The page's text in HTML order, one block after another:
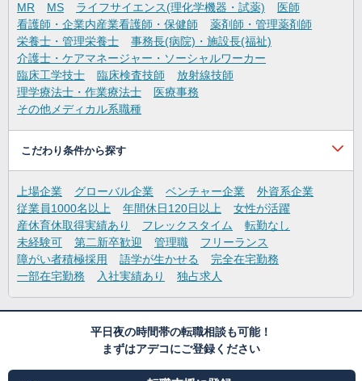
MR
MS ライフサイエンス(理化学機器・試薬)
医師
看護師・企業内産業看護師・保健師
薬剤師・管理薬剤師
栄養士・管理栄養士
事務長(病院)・施設長(福祉)
介護士・ケアマネージャー・ソーシャルワーカー
臨床工学技士
臨床検査技師
放射線技師
理学療法士・作業療法士
医療事務
その他メディカル系職種
こだわり条件から探す
上場企業 グローバル企業 ベンチャー企業
外資系企業
従業員1000名以上
年間休日120日以上
女性が活躍
産休育休取得実績あり
フレックスタイム
転勤なし
未経験可
第二新卒歓迎 管理職
フリーランス
障がい者積極採用
語学が生かせる
完全在宅勤務
一部在宅勤務
入社実績あり 独占求人
平日夜の時間帯の転職相談も可能！
まずはアデコにご登録ください